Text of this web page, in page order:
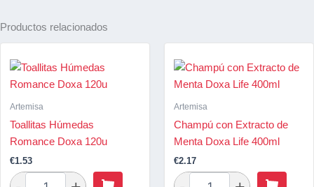
Productos relacionados
Artemisa
Toallitas Húmedas
Romance Doxa 120u
€1.53
Artemisa
Champú con Extracto de
Menta Doxa Life 400ml
€2.17